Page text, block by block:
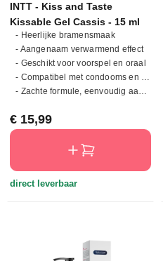
INTT - Kiss and Taste
Kissable Gel Cassis - 15 ml
- Heerlijke bramensmaak
- Aangenaam verwarmend effect
- Geschikt voor voorspel en oraal
- Compatibel met condooms en toys
- Zachte formule, eenvoudig aan te brengen
Normale prijs:
€ 15,99
direct leverbaar